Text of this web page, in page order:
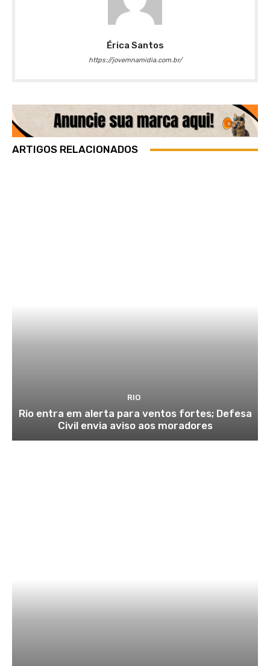
Érica Santos
https://jovemnamidia.com.br/
ARTIGOS RELACIONADOS
RIO
Rio entra em alerta para ventos fortes; Defesa
Civil envia aviso aos moradores